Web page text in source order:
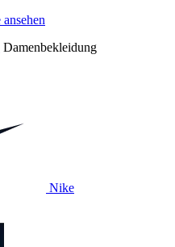
Damenbekleidung
Nike